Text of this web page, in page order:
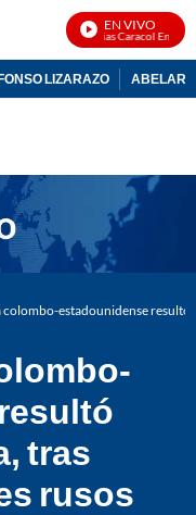
EN VIVO
Noticias Caracol En Vivo
LIZARAZO
estadounidense resultó
tras
rusos